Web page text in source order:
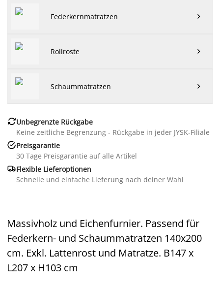
Federkernmatratzen 
Rollroste 
Schaummatratzen 
Unbegrenzte Rückgabe
Keine zeitliche Begrenzung - Rückgabe in jeder JYSK-Filiale
Preisgarantie
30 Tage Preisgarantie auf alle Artikel
Flexible Lieferoptionen
Schnelle und einfache Lieferung nach deiner Wahl
Massivholz und Eichenfurnier. Passend für
Federkern- und Schaummatratzen 140x200
cm. Exkl. Lattenrost und Matratze. B147 x
L207 x H103 cm